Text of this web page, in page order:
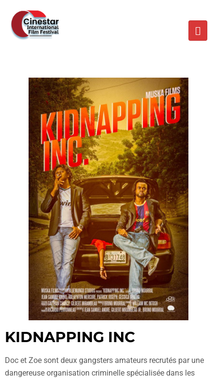
KIDNAPPING INC
Doc et Zoe sont deux gangsters amateurs recrutés par une
dangereuse organisation criminelle spécialisée dans les